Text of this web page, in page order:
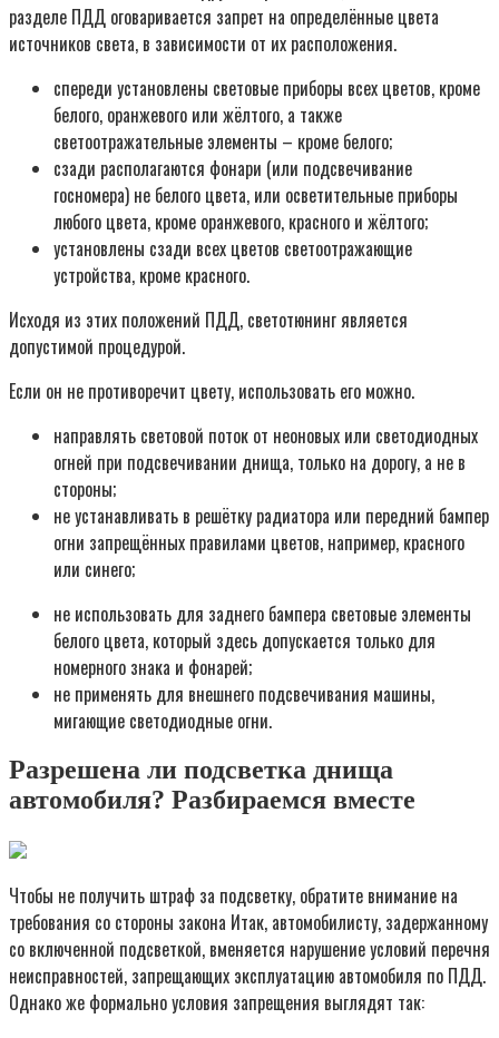
разделе ПДД оговаривается запрет на определённые цвета
источников света, в зависимости от их расположения.
спереди установлены световые приборы всех цветов, кроме
белого, оранжевого или жёлтого, а также
светоотражательные элементы – кроме белого;
сзади располагаются фонари (или подсвечивание
госномера) не белого цвета, или осветительные приборы
любого цвета, кроме оранжевого, красного и жёлтого;
установлены сзади всех цветов светоотражающие
устройства, кроме красного.
Исходя из этих положений ПДД, светотюнинг является
допустимой процедурой.
Если он не противоречит цвету, использовать его можно.
направлять световой поток от неоновых или светодиодных
огней при подсвечивании днища, только на дорогу, а не в
стороны;
не устанавливать в решётку радиатора или передний бампер
огни запрещённых правилами цветов, например, красного
или синего;
не использовать для заднего бампера световые элементы
белого цвета, который здесь допускается только для
номерного знака и фонарей;
не применять для внешнего подсвечивания машины,
мигающие светодиодные огни.
Разрешена ли подсветка днища
автомобиля? Разбираемся вместе
Чтобы не получить штраф за подсветку, обратите внимание на
требования со стороны закона Итак, автомобилисту, задержанному
со включенной подсветкой, вменяется нарушение условий перечня
неисправностей, запрещающих эксплуатацию автомобиля по ПДД.
Однако же формально условия запрещения выглядят так: